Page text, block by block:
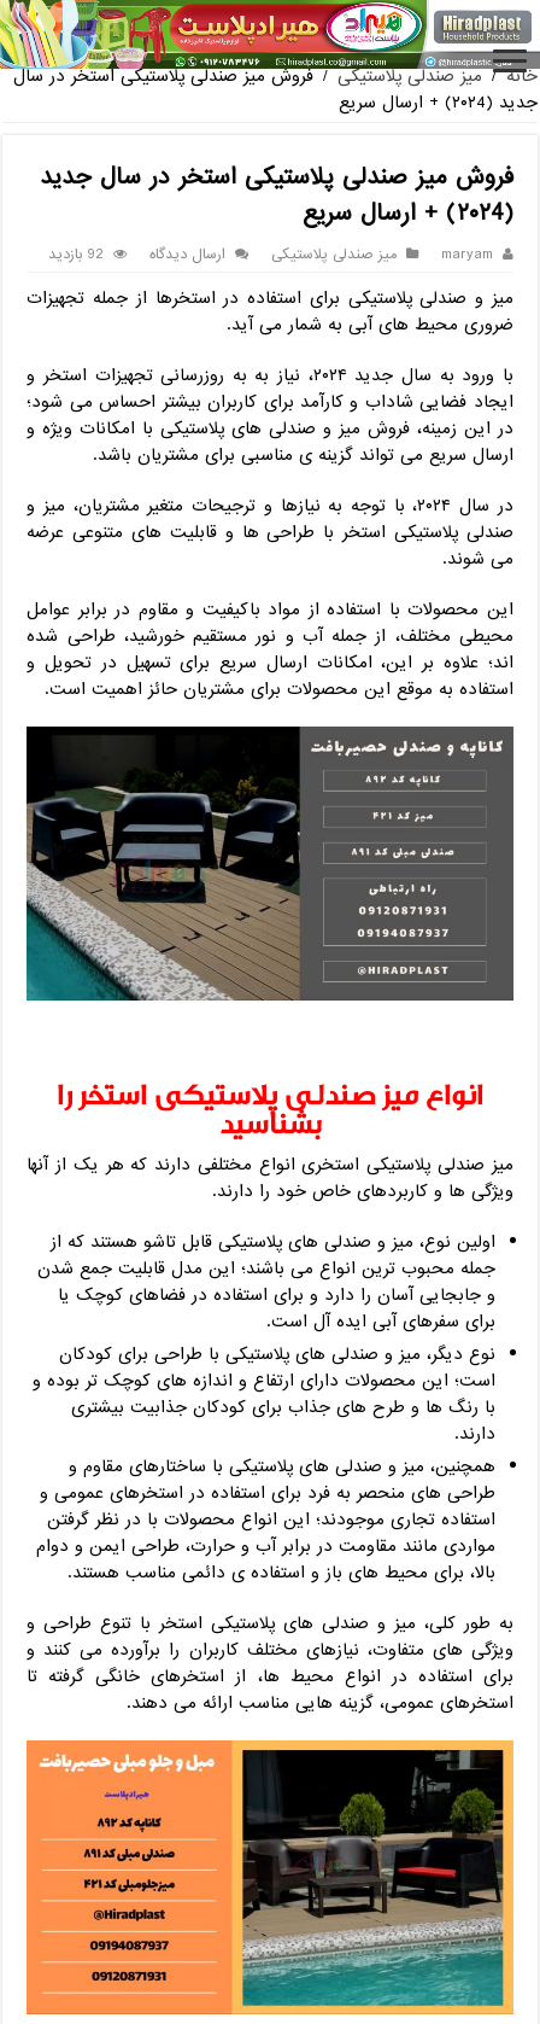
فروش گلدان پلاستیکی گلخانه به صورت آنلاین
خانه / میز صندلی پلاستیکی / فروش میز صندلی پلاستیکی استخر در سال
جدید (۲۰۲4) + ارسال سریع
فروش میز صندلی پلاستیکی استخر در سال جدید
(۲۰۲4) + ارسال سریع
maryam میز صندلی پلاستیکی ارسال دیدگاه 92 بازدید
میز و صندلی‌ پلاستیکی برای استفاده در استخرها از جمله تجهیزات
ضروری محیط‌ های آبی به‌ شمار می‌ آید.
با ورود به سال جدید ۲۰۲۴، نیاز به به‌ روزرسانی تجهیزات استخر و
ایجاد فضایی شاداب و کارآمد برای کاربران بیشتر احساس می‌ شود؛
در این زمینه، فروش میز و صندلی‌ های پلاستیکی با امکانات ویژه و
ارسال سریع می‌ تواند گزینه‌ ی مناسبی برای مشتریان باشد.
در سال ۲۰۲۴، با توجه به نیازها و ترجیحات متغیر مشتریان، میز و
صندلی پلاستیکی استخر با طراحی‌ ها و قابلیت‌ های متنوعی عرضه
می‌ شوند.
این محصولات با استفاده از مواد باکیفیت و مقاوم در برابر عوامل
محیطی مختلف، از جمله آب و نور مستقیم خورشید، طراحی شده‌
اند؛ علاوه بر این، امکانات ارسال سریع برای تسهیل در تحویل و
استفاده به موقع این محصولات برای مشتریان حائز اهمیت است.
انواع میز صندلی پلاستیکی استخر را
بشناسید
میز صندلی پلاستیکی استخری انواع مختلفی دارند که هر یک از آنها
ویژگی‌ ها و کاربردهای خاص خود را دارند.
اولین نوع، میز و صندلی‌ های پلاستیکی قابل تاشو هستند که از
جمله محبوب‌ ترین انواع می‌ باشند؛ این مدل قابلیت جمع‌ شدن
و جابجایی آسان را دارد و برای استفاده در فضاهای کوچک یا
برای سفرهای آبی ایده‌ آل است.
نوع دیگر، میز و صندلی‌ های پلاستیکی با طراحی برای کودکان
است؛ این محصولات دارای ارتفاع و اندازه‌ های کوچک‌ تر بوده و
با رنگ‌ ها و طرح‌ های جذاب برای کودکان جذابیت بیشتری
دارند.
همچنین، میز و صندلی‌ های پلاستیکی با ساختارهای مقاوم و
طراحی‌ های منحصر به فرد برای استفاده در استخرهای عمومی و
استفاده تجاری موجودند؛ این انواع محصولات با در نظر گرفتن
مواردی مانند مقاومت در برابر آب و حرارت، طراحی ایمن و دوام
بالا، برای محیط‌ های باز و استفاده‌ ی دائمی مناسب هستند.
به طور کلی، میز و صندلی‌ های پلاستیکی استخر با تنوع طراحی و
ویژگی‌ های متفاوت، نیازهای مختلف کاربران را برآورده می‌ کنند و
برای استفاده در انواع محیط‌ ها، از استخرهای خانگی گرفته تا
استخرهای عمومی، گزینه‌ هایی مناسب ارائه می‌ دهند.